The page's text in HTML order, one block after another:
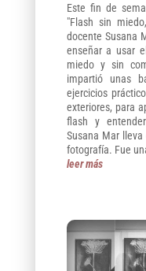
Este fin de
"Flash sin
docente Susana
enseñar a usar
miedo y sin
impartió unas
ejercicios
exteriores, para
flash y
Susana Mar
fotografía. Fue
leer más